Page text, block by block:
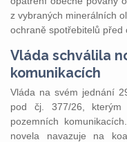
z vybraných minerálních
ochraně spotřebitelů před
Vláda schválila
komunikacích
Vláda na svém jednání
pod čj. 377/26,
pozemních
novela navazuje na